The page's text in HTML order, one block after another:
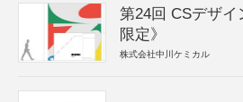
第24回 CSデザ
限定》
株式会社中川ケミカル